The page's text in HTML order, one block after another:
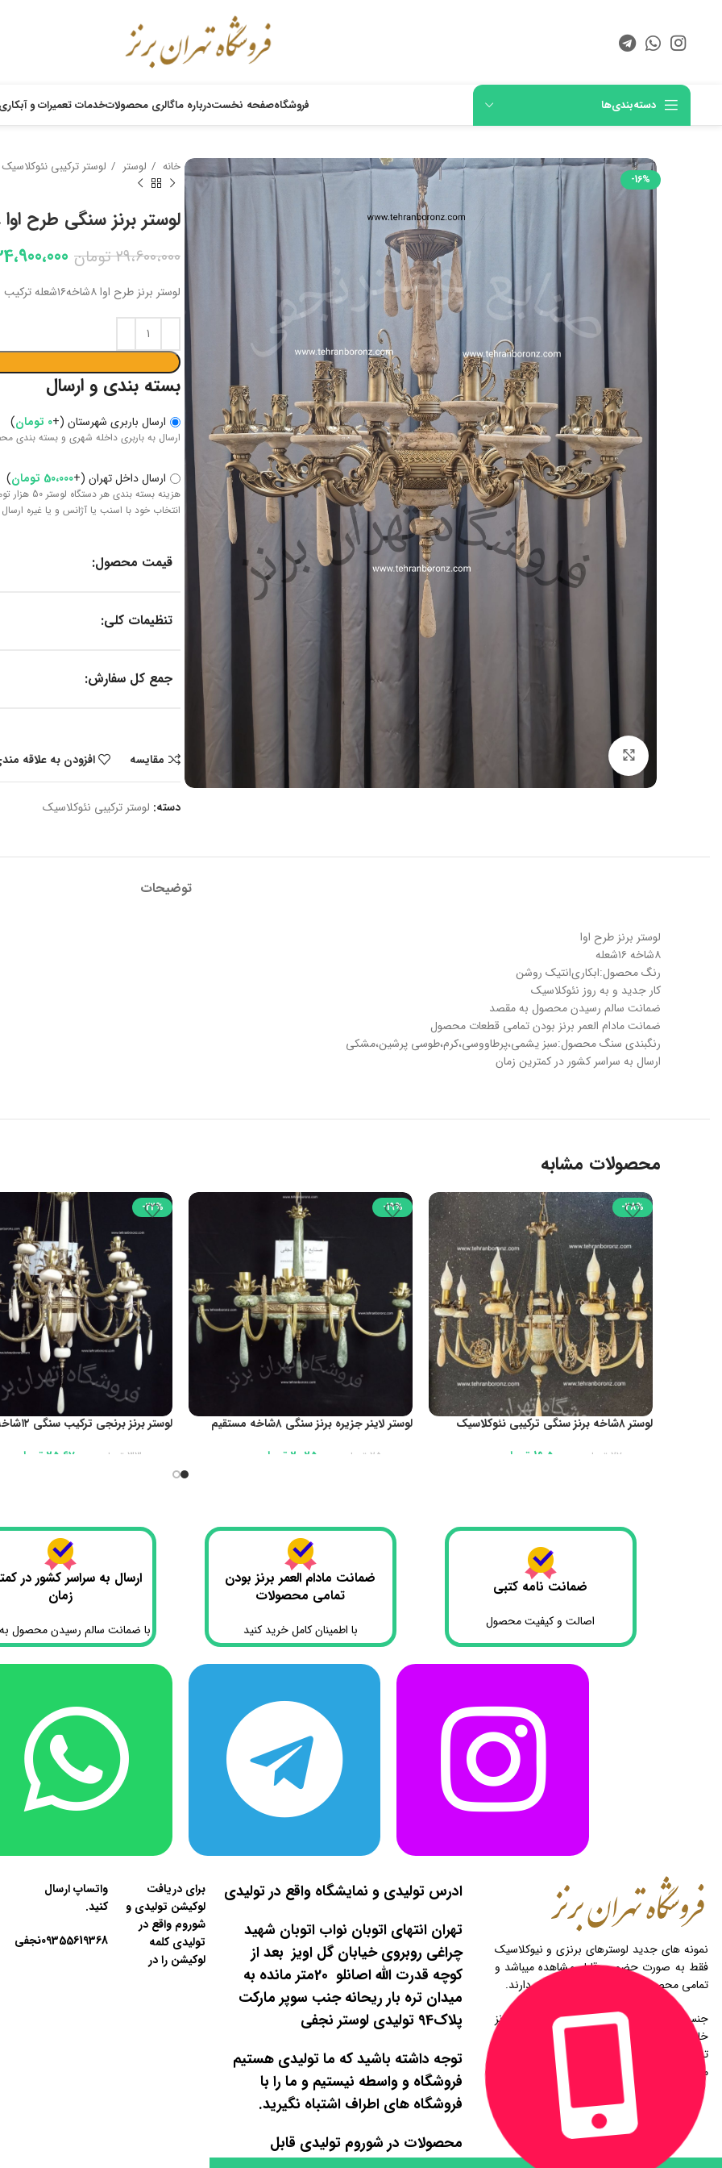
دسته‌بندی‌ها فروشگاهصفحه نخستدرباره ماگالری محصولاتخدمات تعمیرات و
-16%
خانه لوستر لوستر ترکیبی
لوستر برنز سنگی طرح اوا ۸شاخه۱۶شعله
29،600،000 تومان
لوستر برنز طرح اوا ۸شاخه۱۶شعله ترکیب سنگ طبیعی
بسته بندی و ارسال
ارسال باربری شهرستان (
+
0 تومان)
ارسال به باربری داخله شهری و بسته بندی
ارسال داخل تهران (
+50،000 تومان)
هزینه
انتخاب خود با اسنب یا آژانس و یا غیره
قیمت محصول:
تنظیمات کلی:
جمع کل سفارش:
مقایسه افزودن به علاقه
دسته: لوستر ترکیبی نئوکلاسیک
توضیحات
لوستر برنز طرح اوا
۸شاخه ۱۶شعله
رنگ محصول:ابکاری‌انتیک روشن
کار جدید و به روز نئوکلاسیک
ضمانت سالم رسیدن محصول به مقصد
ضمانت مادام العمر برنز بودن تمامی قطعات محصول
رنگبندی سنگ محصول:سبز یشمی،پرطاووسی،کرم،طوسی پرشین،مشکی
ارسال به سراسر کشور در کمترین زمان
محصولات مشابه
-28%
لوستر ۸شاخه برنز سنگی ترکیبی نئوکلاسیک
27،000،000 تومان 19،500،000 تومان
-19%
لوستر لاینر جزیره برنز سنگی ۸شاخه مستقیم
25،000،000 تومان 20،250،000 تومان
-22%
لوستر برنز
33،000،000 تومان 25،670،000 تومان
ضمانت نامه کتبی
اصالت و کیفیت محصول
ضمانت مادام العمر برنز بودن
تمامی محصولات
با اطمینان کامل خرید کنید
ارسال به سراسر کشور در
زمان
با ضمانت سالم رسیدن محصول
نمونه های جدید لوسترهای برنزی و نیوکلاسیک
فقط به صورت حضوری قابل مشاهده میباشد و
تمامی محصولات قابلیت سفارشی سازی دارند.
جنس تمامی قطعات محصولات تولیدی ما از برنز
خالص تهیه شده و به هیچ عنوان الیاژ و اهن
تولید نداریم و دارای ضمانت مادام العمر
میباشندو
ادرس تولیدی و نمایشگاه واقع در تولیدی
تهران انتهای اتوبان نواب اتوبان شهید
چراغی روبروی خیابان گل اویز بعد از
کوچه قدرت الله اصانلو 20متر مانده به
میدان تره بار ریحانه جنب سوپر مارکت
پلاک94 تولیدی لوستر نجفی
توجه داشته باشید که ما تولیدی هستیم
فروشگاه و واسطه نیستیم و ما را با
فروشگاه های اطراف اشتباه نگیرید.
محصولات در شوروم تولیدی قابل
برای دریافت
لوکیشن تولیدی و
شوروم واقع در
تولیدی کلمه
لوکیشن را در
واتساپ ارسال
کنید.
09355619368نجفی